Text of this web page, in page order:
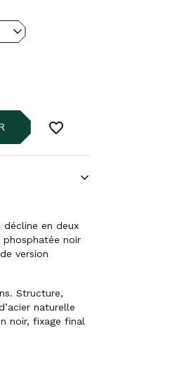
favorite_border
décline en deux
noir
version
Structure,
naturelle
noir, fixage final